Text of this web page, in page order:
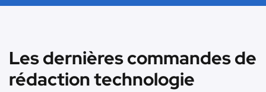
Les dernières commandes de
rédaction technologie